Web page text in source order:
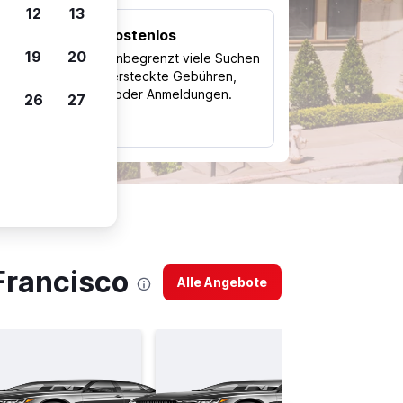
Kostenlos
Nutze unbegrenzt viele Suchen
ohne versteckte Gebühren,
Kosten oder Anmeldungen.
Alle Angebote
12 13
19 20
26 27